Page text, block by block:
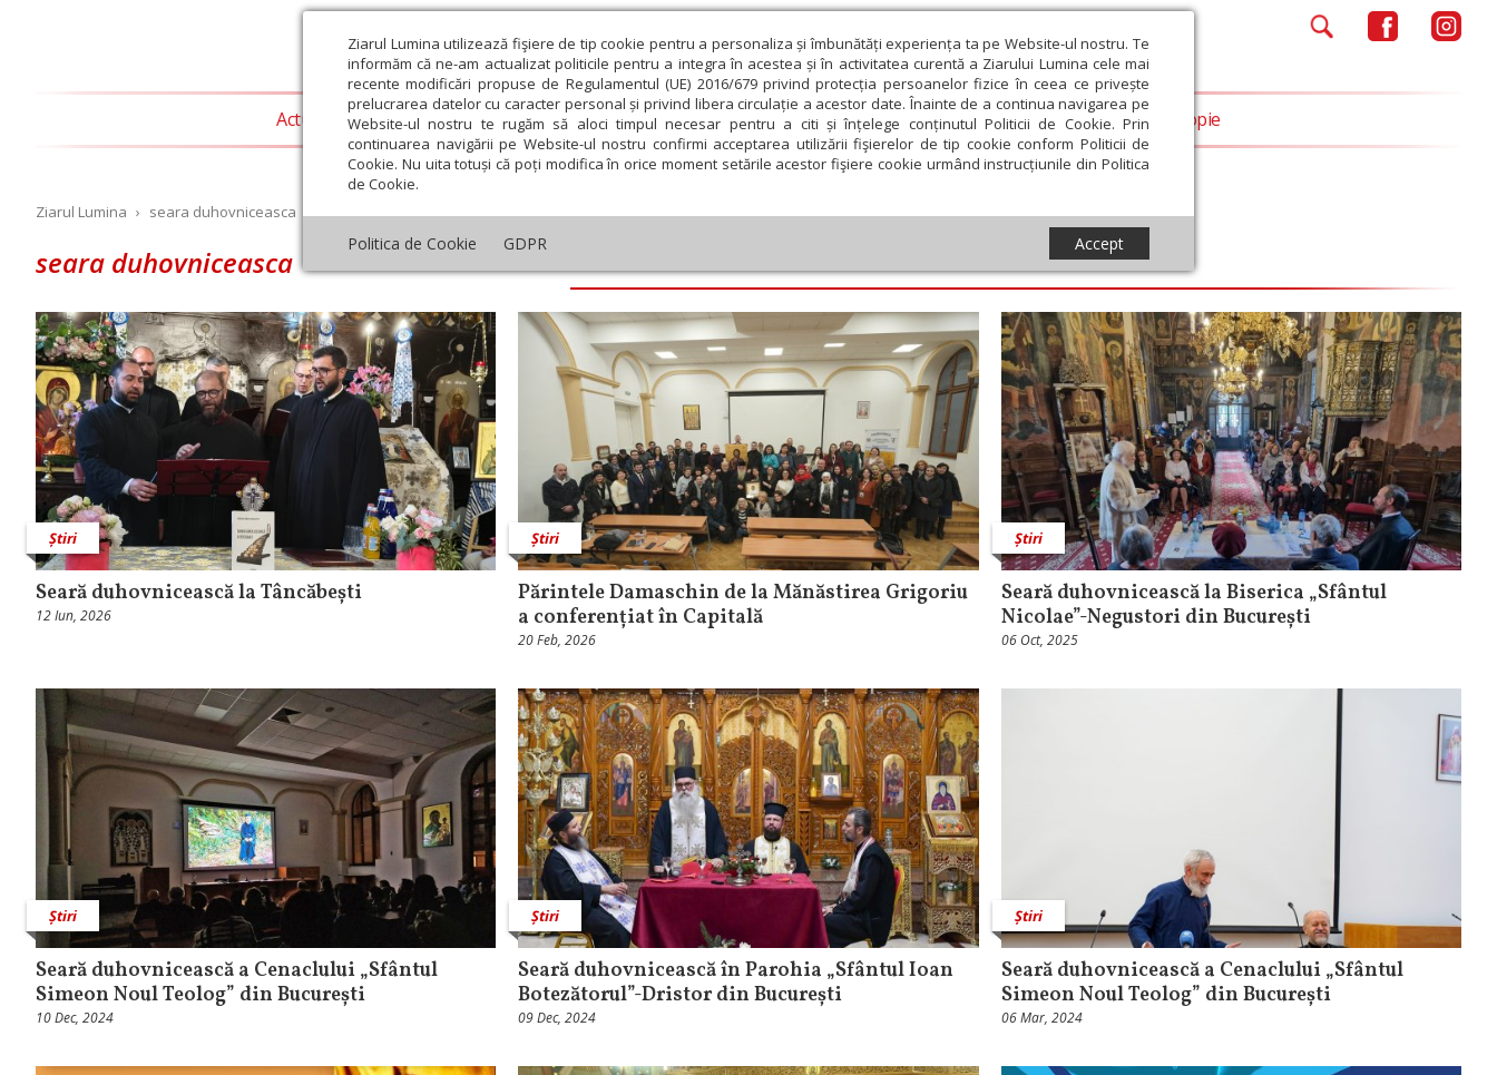
Ziarul Lumina utilizează fişiere de tip cookie pentru a personaliza și îmbunătăți experiența ta pe Website-ul nostru. Te
informăm că ne-am actualizat politicile pentru a integra în acestea și în activitatea curentă a Ziarului Lumina cele mai
recente modificări propuse de Regulamentul (UE) 2016/679 privind protecția persoanelor fizice în ceea ce privește
prelucrarea datelor cu caracter personal și privind libera circulație a acestor date. Înainte de a continua navigarea pe
Website-ul nostru te rugăm să aloci timpul necesar pentru a citi și înțelege conținutul Politicii de Cookie. Prin
continuarea navigării pe Website-ul nostru confirmi acceptarea utilizării fişierelor de tip cookie conform Politicii de
Cookie. Nu uita totuși că poți modifica în orice moment setările acestor fişiere cookie urmând instrucțiunile din Politica
de Cookie.
Politica de Cookie GDPR Accept
Actualitate religioasă Teologie și spiritualitate Educaţie și Cultură Societate Opinii Filantropie
Ziarul Lumina › seara duhovniceasca
seara duhovniceasca
Știri
Seară duhovnicească la Tâncăbești
12 Iun, 2026
Știri
Părintele Damaschin de la Mănăstirea Grigoriu
a conferențiat în Capitală
20 Feb, 2026
Știri
Seară duhovnicească la Biserica „Sfântul
Nicolae”-Negustori din București
06 Oct, 2025
Știri
Seară duhovnicească a Cenaclului „Sfântul
Simeon Noul Teolog” din București
10 Dec, 2024
Știri
Seară duhovnicească în Parohia „Sfântul Ioan
Botezătorul”-Dristor din București
09 Dec, 2024
Știri
Seară duhovnicească a Cenaclului „Sfântul
Simeon Noul Teolog” din București
06 Mar, 2024